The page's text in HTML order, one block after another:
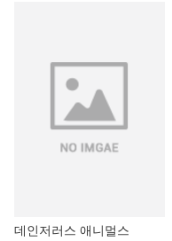
데인저러스 애니멀스